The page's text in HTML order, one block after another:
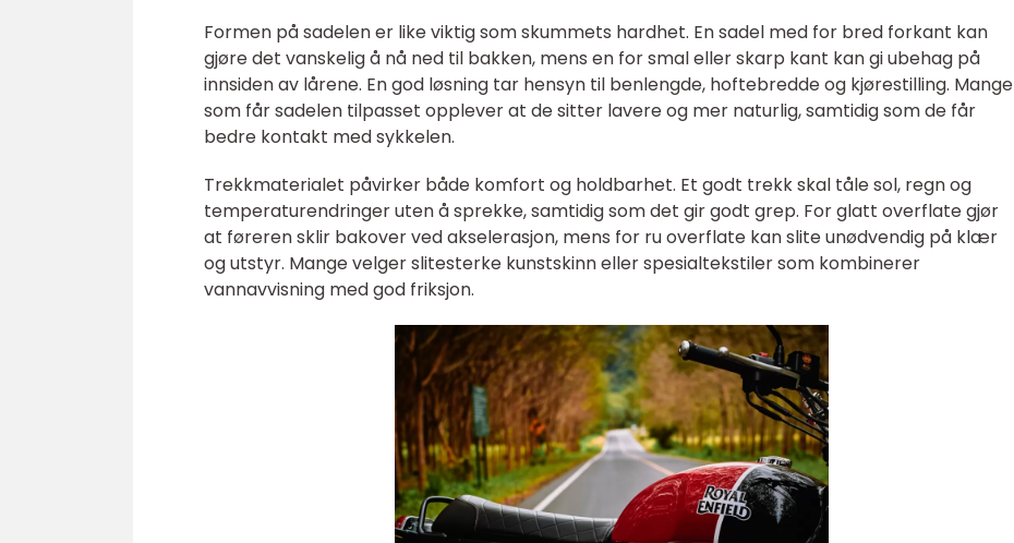
Formen på sadelen er like viktig som skummets hardhet. En sadel med for bred forkant kan
gjøre det vanskelig å nå ned til bakken, mens en for smal eller skarp kant kan gi ubehag på
innsiden av lårene. En god løsning tar hensyn til benlengde, hoftebredde og kjørestilling. Mange
som får sadelen tilpasset opplever at de sitter lavere og mer naturlig, samtidig som de får
bedre kontakt med sykkelen.
Trekkmaterialet påvirker både komfort og holdbarhet. Et godt trekk skal tåle sol, regn og
temperaturendringer uten å sprekke, samtidig som det gir godt grep. For glatt overflate gjør
at føreren sklir bakover ved akselerasjon, mens for ru overflate kan slite unødvendig på klær
og utstyr. Mange velger slitesterke kunstskinn eller spesialtekstiler som kombinerer
vannavvisning med god friksjon.